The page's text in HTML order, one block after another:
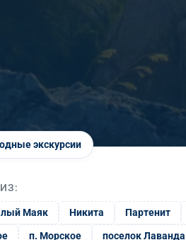
экскурсии
Маяк Никита Партенит
п. Морское поселок Лаванда